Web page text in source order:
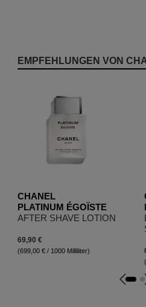
Produktgalerie überspringen
EMPFEHLUNGEN VON
CHANEL
PLATINUM ÉGOÏSTE
AFTER SHAVE LOTION
69,90 €
(699,00 € / 1000 Milliliter)